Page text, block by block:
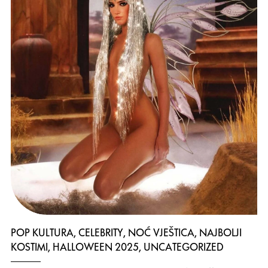
POP KULTURA, CELEBRITY, NOĆ VJEŠTICA, NAJBOLJI
KOSTIMI, HALLOWEEN 2025, UNCATEGORIZED